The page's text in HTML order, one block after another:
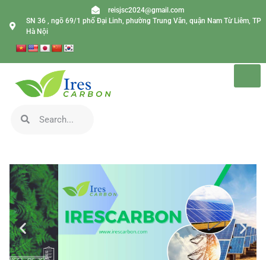
reisjsc2024@gmail.com
SN 36 , ngõ 69/1 phố Đại Linh, phường Trung Văn, quận Nam Từ Liêm, TP
Hà Nội